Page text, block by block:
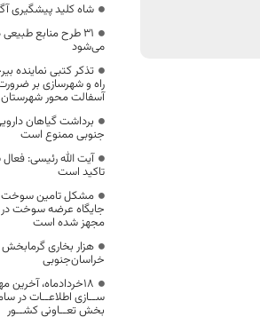
شاه کلید پیشگیری
۳۱ طرح منابع
می‌شود
تذکر کتبی نماینده
راه و شهرسازی بر
آسفالت محور
برداشت گیاهان
جنوبی ممنوع است
آیت الله رئیسی:
تاکید است
جایگاه عرضه سوخت در
مجهز شده است
هزار بخاری
خراسان‌جنوبی
18خردادماه، آخرین
ســازی اطلاعــات در
بخش تعــاونی کشــور